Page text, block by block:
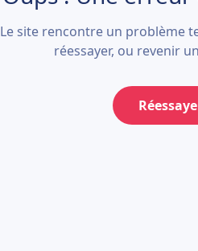
Le site rencontre un problème
réessayer, ou revenir